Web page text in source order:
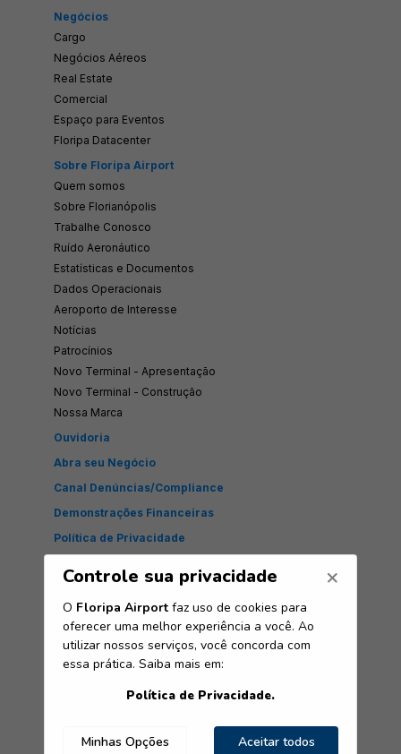
Negócios
Cargo
Negócios Aéreos
Real Estate
Comercial
Espaço para Eventos
Floripa Datacenter
Sobre Floripa Airport
Quem somos
Sobre Florianópolis
Trabalhe Conosco
Ruído Aeronáutico
Estatísticas e Documentos
Dados Operacionais
Aeroporto de Interesse
Notícias
Patrocínios
Novo Terminal - Apresentação
Novo Terminal - Construção
Nossa Marca
Ouvidoria
Abra seu Negócio
Canal Denúncias/Compliance
Demonstrações Financeiras
Política de Privacidade
Floripa Airport
Rod. Acesso ao Aeroporto, nº 6.200. Bairro: Carianos.
CEP: 88.047-902
Telefone
(48) 3331-4000
Siga-nos